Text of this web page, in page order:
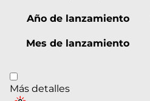
Año de lanzamiento
Mes de lanzamiento
Más detalles